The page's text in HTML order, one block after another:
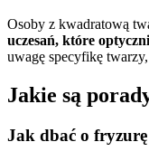
Osoby z kwadratową
uczesań, które
uwagę specyfikę
Jakie są
Jak dbać o